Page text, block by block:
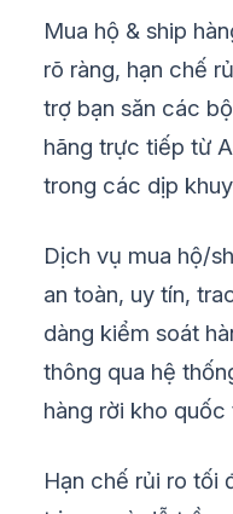
Mua hộ & ship
rõ ràng, hạn chế
trợ bạn săn các
hãng trực tiếp từ
trong các dịp
Dịch vụ mua hộ/
an toàn, uy tín,
dàng kiểm soát
thông qua hệ
hàng rời kho
Hạn chế rủi ro tối